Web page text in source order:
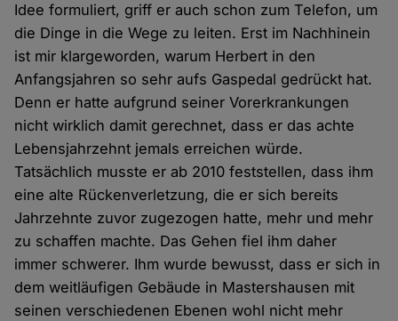
Idee formuliert, griff er auch schon zum Telefon, um
die Dinge in die Wege zu leiten. Erst im Nachhinein
ist mir klargeworden, warum Herbert in den
Anfangsjahren so sehr aufs Gaspedal gedrückt hat.
Denn er hatte aufgrund seiner Vorerkrankungen
nicht wirklich damit gerechnet, dass er das achte
Lebensjahrzehnt jemals erreichen würde.
Tatsächlich musste er ab 2010 feststellen, dass ihm
eine alte Rückenverletzung, die er sich bereits
Jahrzehnte zuvor zugezogen hatte, mehr und mehr
zu schaffen machte. Das Gehen fiel ihm daher
immer schwerer. Ihm wurde bewusst, dass er sich in
dem weitläufigen Gebäude in Mastershausen mit
seinen verschiedenen Ebenen wohl nicht mehr